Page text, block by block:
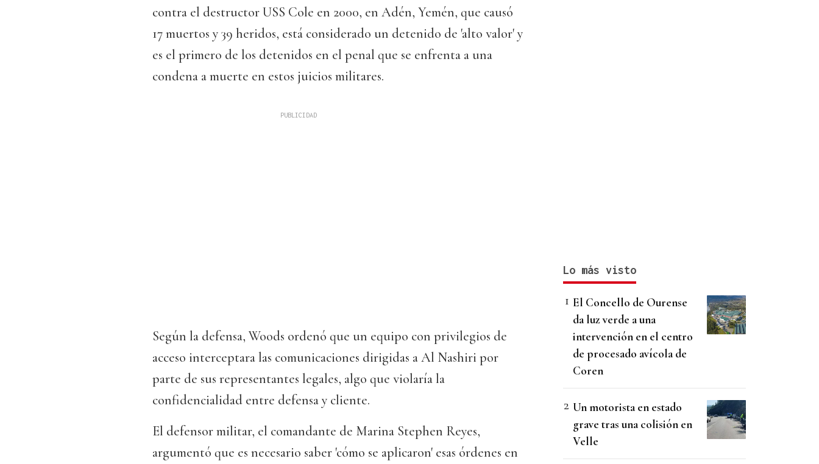
contra el destructor USS Cole en 2000, en Adén, Yemén, que causó
17 muertos y 39 heridos, está considerado un detenido de 'alto valor' y
es el primero de los detenidos en el penal que se enfrenta a una
condena a muerte en estos juicios militares.
Según la defensa, Woods ordenó que un equipo con privilegios de
acceso interceptara las comunicaciones dirigidas a Al Nashiri por
parte de sus representantes legales, algo que violaría la
confidencialidad entre defensa y cliente.
El defensor militar, el comandante de Marina Stephen Reyes,
argumentó que es necesario saber 'cómo se aplicaron' esas órdenes en
Lo más visto
El Concello de Ourense
da luz verde a una
intervención en el centro
de procesado avícola de
Coren
Un motorista en estado
grave tras una colisión en
Velle